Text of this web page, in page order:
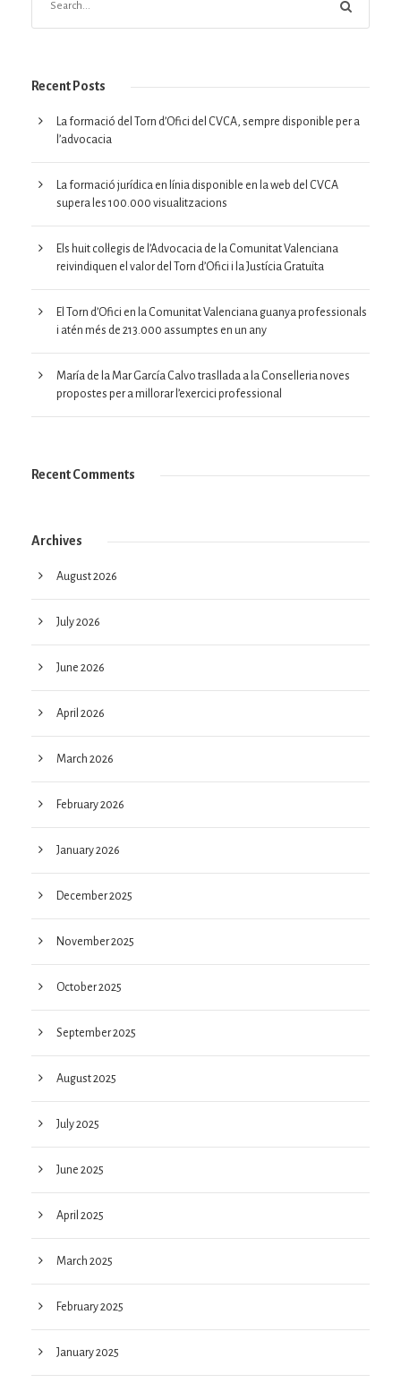
Recent Posts
La formació del Torn d’Ofici del CVCA, sempre disponible per a
l’advocacia
La formació jurídica en línia disponible en la web del CVCA
supera les 100.000 visualitzacions
Els huit col·legis de l’Advocacia de la Comunitat Valenciana
reivindiquen el valor del Torn d’Ofici i la Justícia Gratuïta
El Torn d’Ofici en la Comunitat Valenciana guanya professionals
i atén més de 213.000 assumptes en un any
María de la Mar García Calvo trasllada a la Conselleria noves
propostes per a millorar l’exercici professional
Recent Comments
Archives
August 2026
July 2026
June 2026
April 2026
March 2026
February 2026
January 2026
December 2025
November 2025
October 2025
September 2025
August 2025
July 2025
June 2025
April 2025
March 2025
February 2025
January 2025